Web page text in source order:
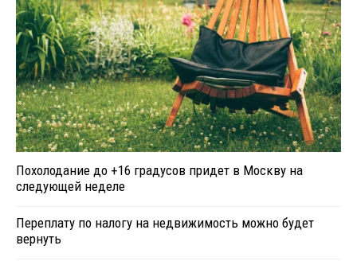
Похолодание до +16 градусов придет в Москву на
следующей неделе
Переплату по налогу на недвижимость можно будет
вернуть